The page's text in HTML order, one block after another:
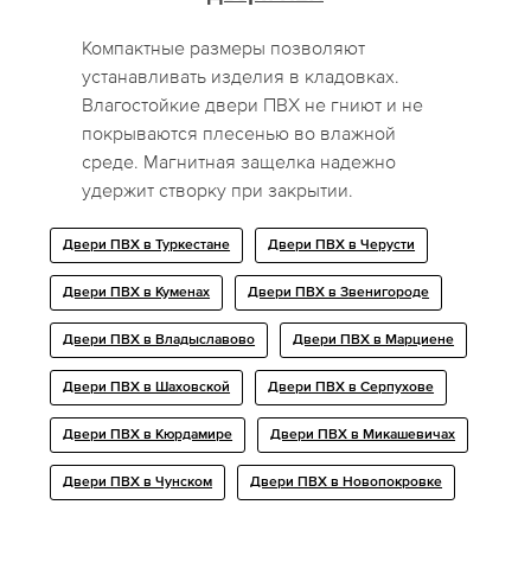
Компактные размеры позволяют
устанавливать изделия в кладовках.
Влагостойкие двери ПВХ не гниют и не
покрываются плесенью во влажной
среде. Магнитная защелка надежно
удержит створку при закрытии.
Двери ПВХ в Туркестане Двери ПВХ в Черусти
Двери ПВХ в Куменах Двери ПВХ в Звенигороде
Двери ПВХ в Владыславово Двери ПВХ в Марциене
Двери ПВХ в Шаховской Двери ПВХ в Серпухове
Двери ПВХ в Кюрдамире Двери ПВХ в Микашевичах
Двери ПВХ в Чунском Двери ПВХ в Новопокровке